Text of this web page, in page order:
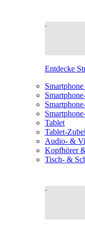
Entdecke
Tablet
Tablet-
Audio- &
Kopfhörer
Tisch- &